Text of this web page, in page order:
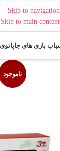
Skip to navigation
Skip to main content
بازی های جاپاتوی
ناموجود